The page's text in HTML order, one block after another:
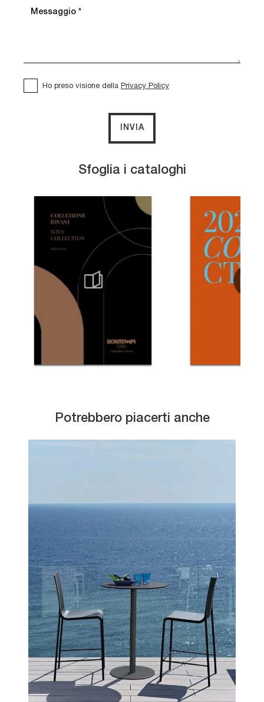
Sfoglia i cataloghi
Ho preso visione della Privacy Policy
INVIA
Potrebbero piacerti anche